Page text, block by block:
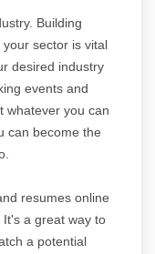
Building
sector is vital
desired industry
events and
whatever you can
can become the
resumes online
a great way to
a potential